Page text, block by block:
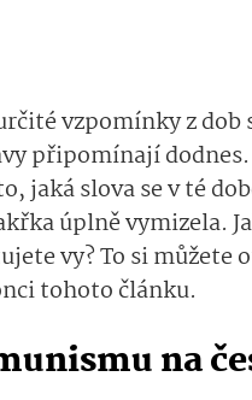
vzpomínky z dob
připomínají
jaká slova se v té
úplně vymizela.
vy? To si
tohoto článku.
na